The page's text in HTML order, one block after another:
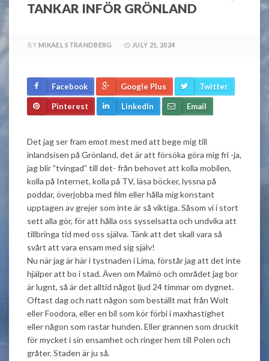
TANKAR INFÖR GRÖNLAND
BY MIKAEL STRANDBERG JULY 21, 2024
Facebook Google Plus Twitter
Pinterest LinkedIn Email
Det jag ser fram emot mest med att bege mig till
inlandsisen på Grönland, det är att försöka göra mig fri -ja,
jag blir ”tvingad” till det- från behovet att kolla mobilen,
kolla på Internet, kolla på TV, läsa böcker, lyssna på
poddar, överjobba med film eller hålla mig konstant
upptagen av grejer som inte är så viktiga. Såsom vi i stort
sett alla gör, för att hålla oss sysselsatta och undvika att
tillbringa tid med oss själva. Tänk att det skall vara så
svårt att vara ensam med sig själv!
Nu när jag är här i tystnaden i Lima, förstår jag att det inte
hjälper att bo i stad. Även om Malmö och området jag bor
är lugnt, så är det alltid något ljud 24 timmar om dygnet.
Oftast dag och natt någon som beställt mat från Wolt
eller Foodora, eller en bil som kör förbi i maxhastighet
eller någon som rastar hunden. Eller grannen som druckit
för mycket i sin ensamhet och ringer hem till Polen och
gråter. Staden är ju så.